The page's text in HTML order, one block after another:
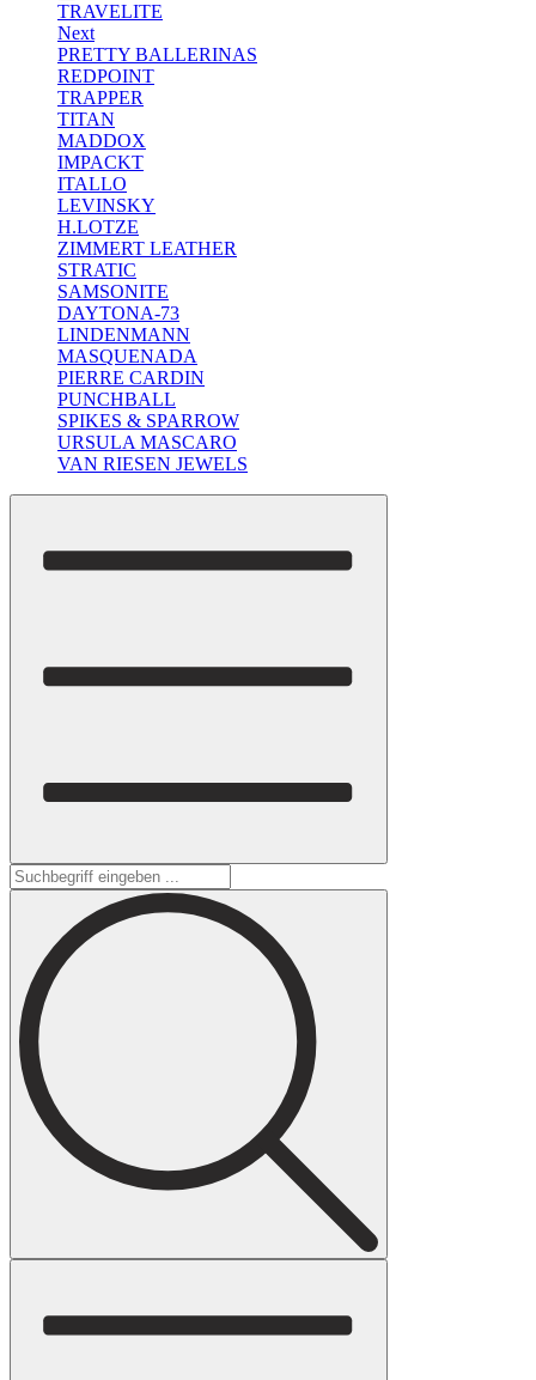
TRAVELITE
Next
PRETTY BALLERINAS
REDPOINT
TRAPPER
TITAN
MADDOX
IMPACKT
ITALLO
LEVINSKY
H.LOTZE
ZIMMERT LEATHER
STRATIC
SAMSONITE
DAYTONA-73
LINDENMANN
MASQUENADA
PIERRE CARDIN
PUNCHBALL
SPIKES & SPARROW
URSULA MASCARO
VAN RIESEN JEWELS